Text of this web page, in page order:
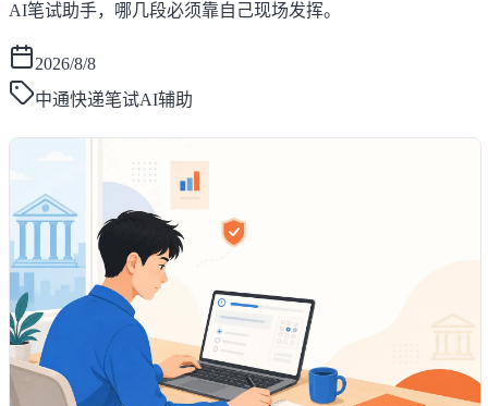
AI笔试助手，哪几段必须靠自己现场发挥。
2026/8/8
中通快递笔试AI辅助